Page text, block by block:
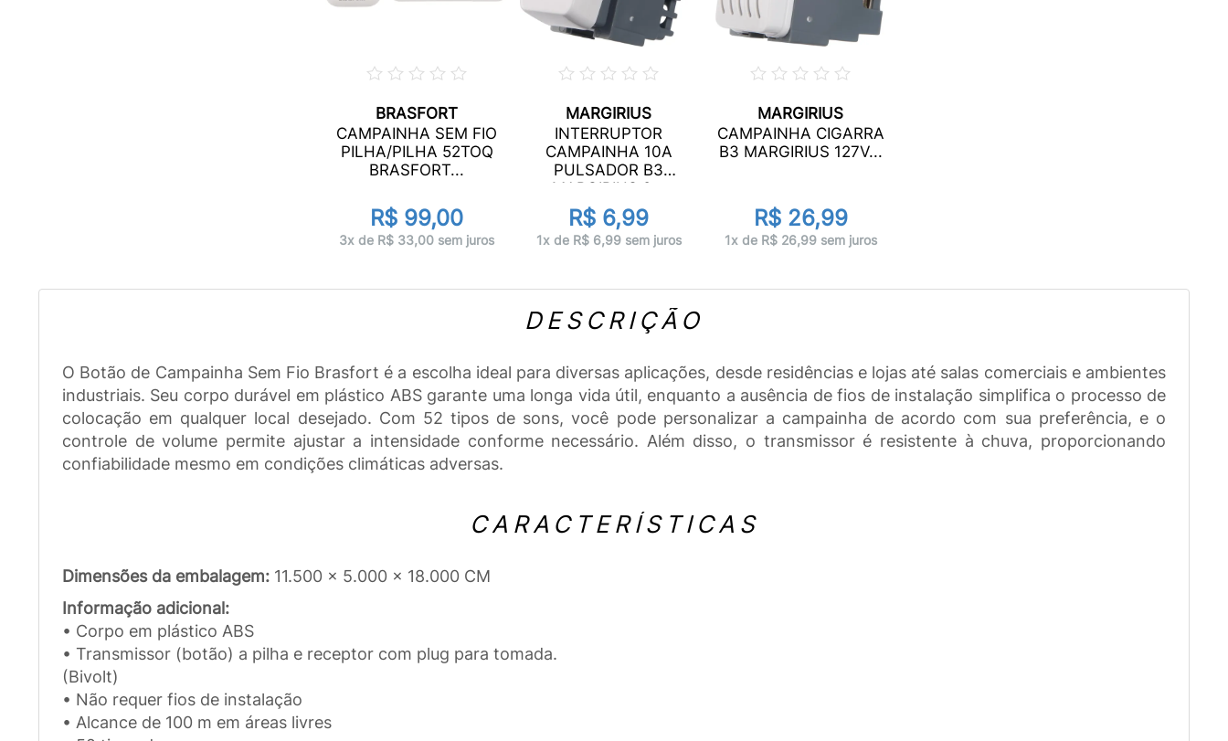
BRASFORT
CAMPAINHA SEM FIO
PILHA/PILHA 52TOQ
BRASFORT...
R$ 99,00
3x de R$ 33,00 sem juros
MARGIRIUS
INTERRUPTOR
CAMPAINHA 10A
PULSADOR B3
MARGIRIUS 2...
R$ 6,99
1x de R$ 6,99 sem juros
MARGIRIUS
CAMPAINHA CIGARRA
B3 MARGIRIUS 127V...
R$ 26,99
1x de R$ 26,99 sem juros
DESCRIÇÃO
O Botão de Campainha Sem Fio Brasfort é a escolha ideal para diversas aplicações, desde residências e lojas até salas comerciais e ambientes
industriais. Seu corpo durável em plástico ABS garante uma longa vida útil, enquanto a ausência de fios de instalação simplifica o processo de
colocação em qualquer local desejado. Com 52 tipos de sons, você pode personalizar a campainha de acordo com sua preferência, e o
controle de volume permite ajustar a intensidade conforme necessário. Além disso, o transmissor é resistente à chuva, proporcionando
confiabilidade mesmo em condições climáticas adversas.
CARACTERÍSTICAS
Dimensões da embalagem: 11.500 x 5.000 x 18.000 CM
Informação adicional:
• Corpo em plástico ABS
• Transmissor (botão) a pilha e receptor com plug para tomada.
(Bivolt)
• Não requer fios de instalação
• Alcance de 100 m em áreas livres